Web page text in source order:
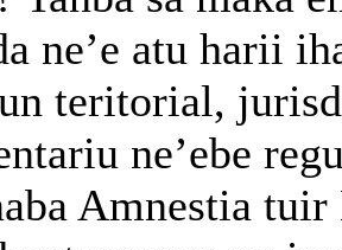
ne’e atu harii
teritorial,
ne’ebe
Amnestia tuir